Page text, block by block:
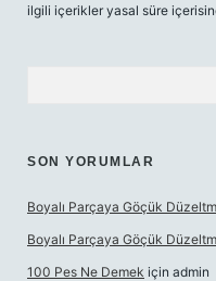
ilgili içerikler yasal süre
SON YORUMLAR
Boyalı Parçaya Göçük
Boyalı Parçaya Göçük
100 Pes Ne Demek için admin